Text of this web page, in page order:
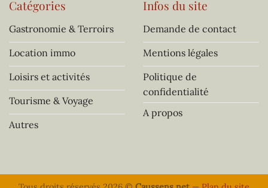
Catégories
Gastronomie & Terroirs
Location immo
Loisirs et activités
Tourisme & Voyage
Autres
Infos du site
Demande de contact
Mentions légales
Politique de
confidentialité
A propos